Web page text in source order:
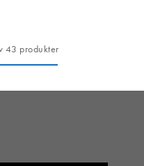
43 produkter